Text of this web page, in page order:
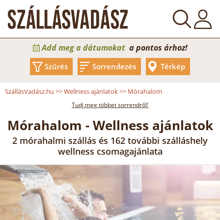
Add meg a dátumokat a pontos árhoz!
Szűrés Sorrendezés Térkép
SzállásVadász.hu >>Wellness ajánlatok>> Mórahalom
Tudj meg többet sorrendről!
Mórahalom - Wellness ajánlatok
2 mórahalmi szállás és 162 további szálláshely
wellness csomagajánlata